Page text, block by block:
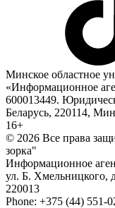
Минское областное
«Информационное
600013449.
Беларусь, 220114,
16+
© 2026 Все права
зорка"
Информационное
ул. Б. Хмельницкого,
220013
Phone: +375 (44) 551-